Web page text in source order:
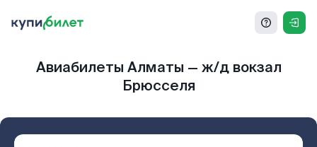
Авиабилеты Алматы — ж/д вокзал
Брюсселя